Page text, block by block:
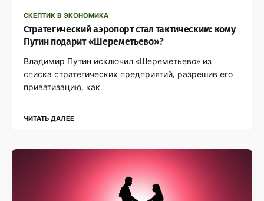
СКЕПТИК В ЭКОНОМИКА
Стратегический аэропорт стал тактическим: кому
Путин подарит «Шереметьево»?
Владимир Путин исключил «Шереметьево» из
списка стратегических предприятий, разрешив его
приватизацию, как
ЧИТАТЬ ДАЛЕЕ